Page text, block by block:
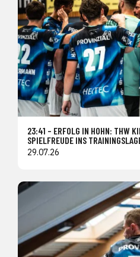
23:41 – ERFOLG IN HOHN: THW
SPIELFREUDE INS
29.07.26